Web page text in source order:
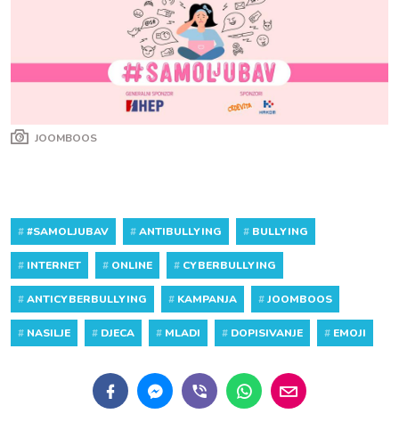
JOOMBOOS
##SAMOLJUBAV #ANTIBULLYING # BULLYING
# INTERNET # ONLINE # CYBERBULLYING
#ANTICYBERBULLYING # KAMPANJA #JOOMBOOS
# NASILJE # DJECA # MLADI # DOPISIVANJE # EMOJI